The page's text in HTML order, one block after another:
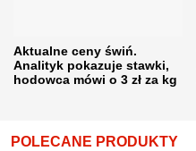
Aktualne ceny świń.
Analityk pokazuje stawki,
hodowca mówi o 3 zł za kg
POLECANE PRODUKTY